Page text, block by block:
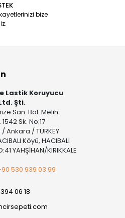
bize
Lastik Koruyucu
Şti.
San. Böl. Melih
Sk. No:17
Ankara / TURKEY
Köyü, HACIBALI
YAHŞİHAN/KIRIKKALE
530 939 03 99
06 18